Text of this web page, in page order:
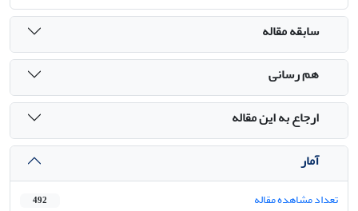
سابقه مقاله
هم رسانی
ارجاع به این مقاله
آمار
تعداد مشاهده مقاله 492